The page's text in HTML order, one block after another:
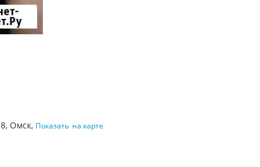
Омск, Показать на карте